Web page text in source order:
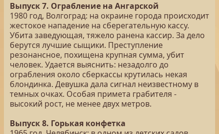
Выпуск 7. Ограбление на Ангарской
1980 год, Волгоград: на окраине города происходит
жестокое нападение на сберегательную кассу.
Убита заведующая, тяжело ранена кассир. За дело
берутся лучшие сыщики. Преступление
резонансное, похищена крупная сумма, убит
человек. Удается выяснить: незадолго до
ограбления около сберкассы крутилась некая
блондинка. Девушка дала сигнал неизвестному в
темных очках. Особая примета грабителя -
высокий рост, не менее двух метров.
Выпуск 8. Горькая конфетка